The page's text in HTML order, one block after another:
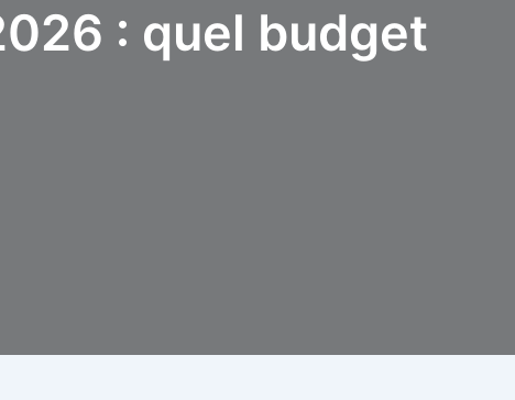
: quel budget